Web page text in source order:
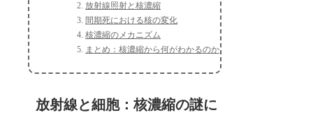
放射線照射と核濃縮
間期死における核の変化
核濃縮のメカニズム
まとめ：核濃縮から何がわかるのか
放射線と細胞：核濃縮の謎に